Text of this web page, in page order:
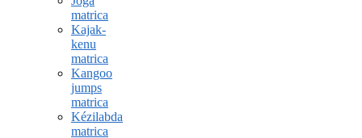
matrica
Kajak-
kenu
matrica
Kangoo
jumps
matrica
Kézilabda
matrica